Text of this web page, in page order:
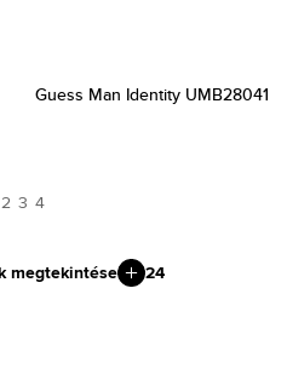
Guess Man Identity UMB28041
2 3 4
megtekintése 24